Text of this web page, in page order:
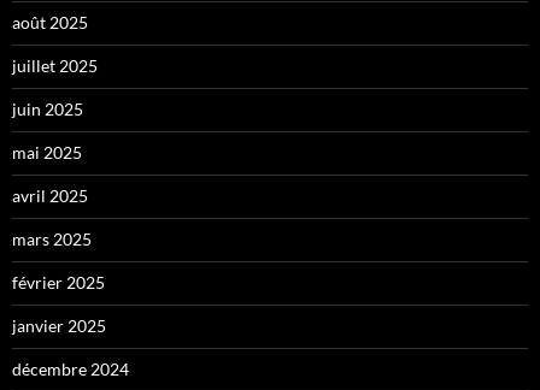
août 2025
juillet 2025
juin 2025
mai 2025
avril 2025
mars 2025
février 2025
janvier 2025
décembre 2024